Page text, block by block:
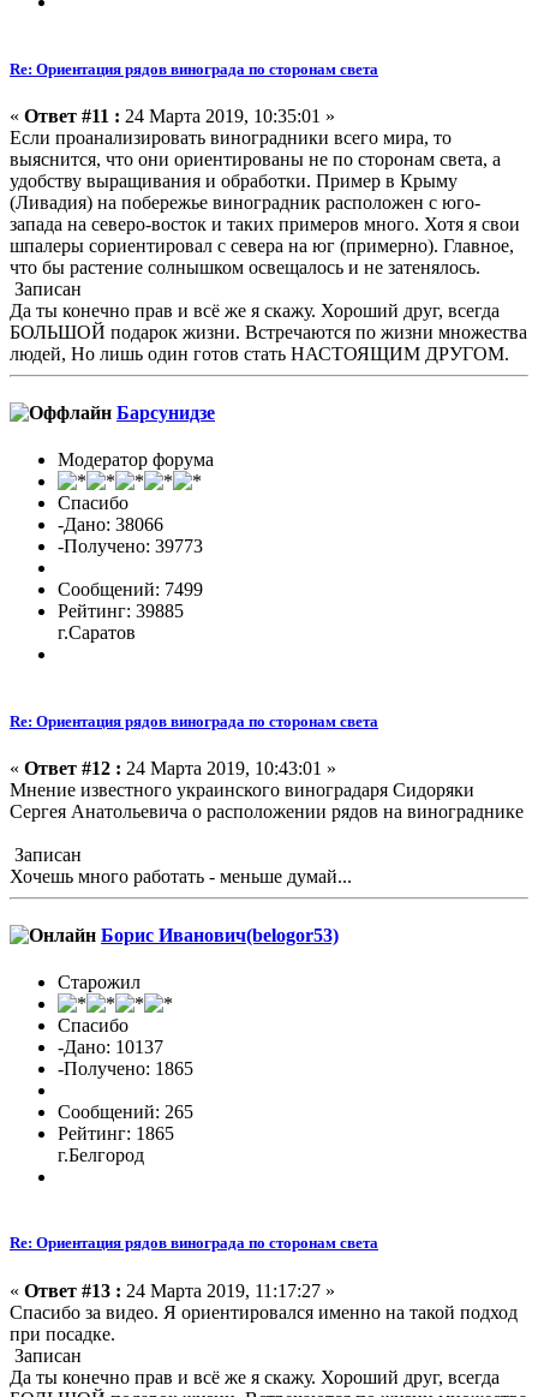
Re: Ориентация рядов винограда по сторонам света
« Ответ #11 : 24 Марта 2019, 10:35:01 »
Если проанализировать виноградники всего мира, то
выяснится, что они ориентированы не по сторонам света, а
удобству выращивания и обработки. Пример в Крыму
(Ливадия) на побережье виноградник расположен с юго-
запада на северо-восток и таких примеров много. Хотя я свои
шпалеры сориентировал с севера на юг (примерно). Главное,
что бы растение солнышком освещалось и не затенялось.
Записан
Да ты конечно прав и всё же я скажу. Хороший друг, всегда
БОЛЬШОЙ подарок жизни. Встречаются по жизни множества
людей, Но лишь один готов стать НАСТОЯЩИМ ДРУГОМ.
Барсунидзе
Модератор форума
Спасибо
-Дано: 38066
-Получено: 39773
Сообщений: 7499
Рейтинг: 39885
г.Саратов
Re: Ориентация рядов винограда по сторонам света
« Ответ #12 : 24 Марта 2019, 10:43:01 »
Мнение известного украинского виноградаря Сидоряки
Сергея Анатольевича о расположении рядов на винограднике
Записан
Хочешь много работать - меньше думай...
Борис Иванович(belogor53)
Старожил
Спасибо
-Дано: 10137
-Получено: 1865
Сообщений: 265
Рейтинг: 1865
г.Белгород
Re: Ориентация рядов винограда по сторонам света
« Ответ #13 : 24 Марта 2019, 11:17:27 »
Спасибо за видео. Я ориентировался именно на такой подход
при посадке.
Записан
Да ты конечно прав и всё же я скажу. Хороший друг, всегда